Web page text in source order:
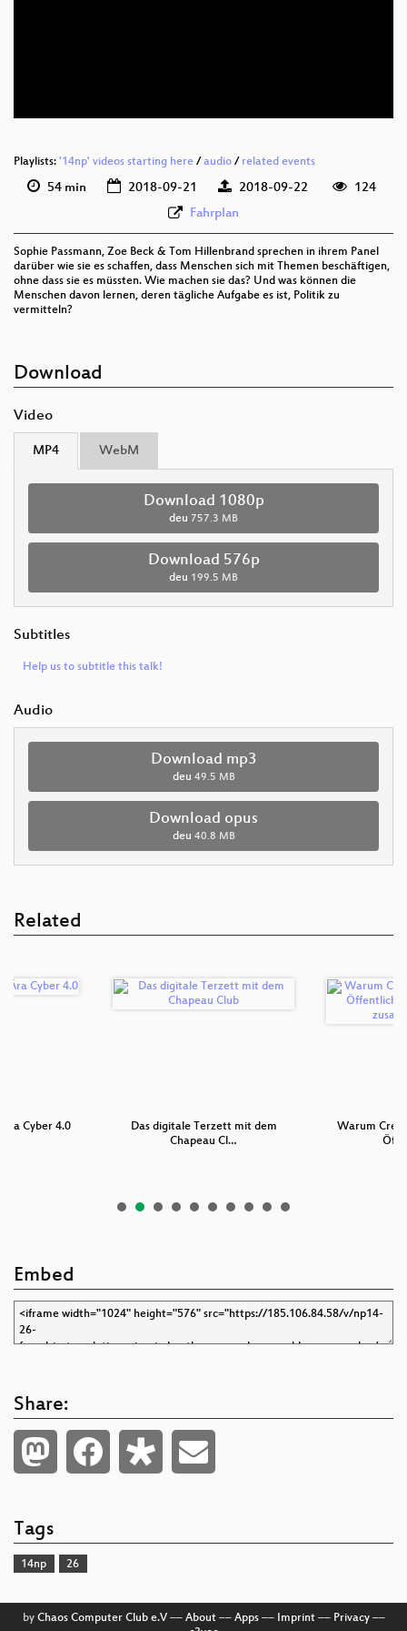
Playlists: '14np' videos starting here / audio / related events
54 min 2018-09-21 2018-09-22
124
Fahrplan
Sophie Passmann, Zoe Beck & Tom Hillenbrand sprechen in ihrem Panel
darüber wie sie es schaffen, dass Menschen sich mit Themen beschäftigen,
ohne dass sie es müssten. Wie machen sie das? Und was können die
Menschen davon lernen, deren tägliche Aufgabe es ist, Politik zu
vermitteln?
Download
Video
MP4 WebM
Download 1080p
deu 757.3 MB
Download 576p
deu 199.5 MB
Subtitles
Help us to subtitle this talk!
Audio
Download mp3
deu 49.5 MB
Download opus
deu 40.8 MB
Related
Cyber 4.0
Das digitale Terzett mit dem
Chapeau Cl…
Warum
Embed
Share:
Tags
14np 26
by Chaos Computer Club e.V–– About–– Apps–– Imprint–– Privacy––